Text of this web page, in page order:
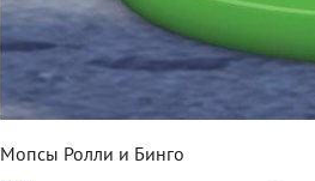
Мопсы Ролли и Бинго